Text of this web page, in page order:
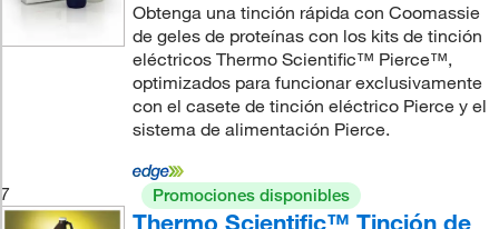
Obtenga una tinción rápida con Coomassie
de geles de proteínas con los kits de tinción
eléctricos Thermo Scientific™ Pierce™,
optimizados para funcionar exclusivamente
con el casete de tinción eléctrico Pierce y el
sistema de alimentación Pierce.
7 Promociones disponibles
Thermo Scientific™ Tinción de